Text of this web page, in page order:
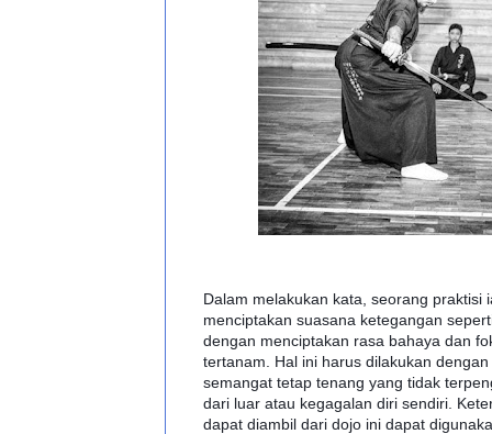
Dalam melakukan kata, seorang praktisi
menciptakan suasana ketegangan
dengan menciptakan rasa bahaya dan
tertanam. Hal ini harus dilakukan
semangat tetap tenang yang tidak
dari luar atau kegagalan diri sendiri.
dapat diambil dari dojo ini dapat